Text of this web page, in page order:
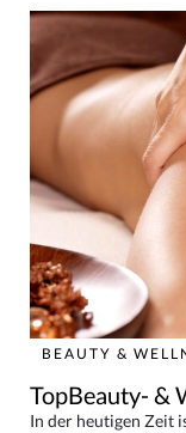
BEAUTY &
TopBeauty- &
In der heutigen Zeit